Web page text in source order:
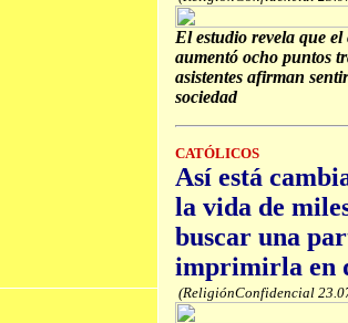
El estudio revela que
aumentó ocho puntos
asistentes afirman
sociedad
CATÓLICOS
Así está
la vida de
buscar una
imprimirla en
(ReligiónConfidencial